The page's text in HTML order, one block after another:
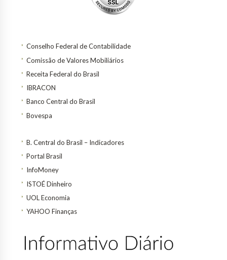
Conselho Federal de Contabilidade
Comissão de Valores Mobiliários
Receita Federal do Brasil
IBRACON
Banco Central do Brasil
Bovespa
B. Central do Brasil – Indicadores
Portal Brasil
InfoMoney
ISTOÉ Dinheiro
UOL Economia
YAHOO Finanças